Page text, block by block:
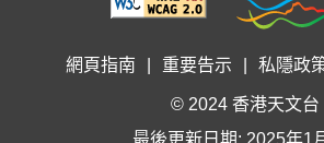
網頁指南 重要告示 私隱政
© 2024 香港天文台
最後更新日期: 2025年1